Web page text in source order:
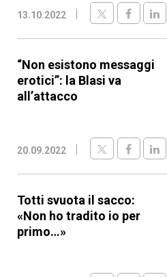
13.10.2022
“Non esistono messaggi
erotici”: la Blasi va
all’attacco
20.09.2022
Totti svuota il sacco:
«Non ho tradito io per
primo…»